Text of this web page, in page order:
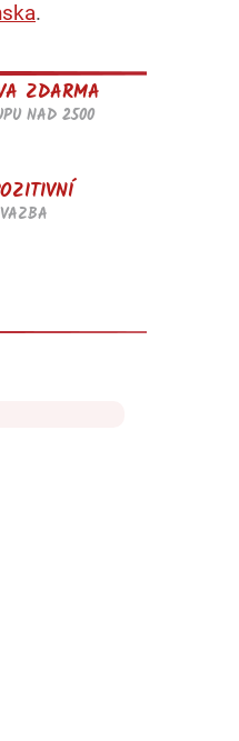
.
ZDARMA
NAD 2500